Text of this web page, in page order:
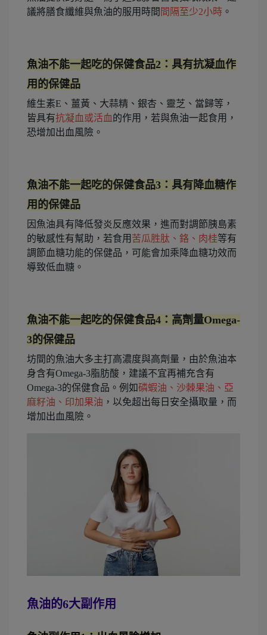
議將膳食纖維與魚油的服用時間 間隔至少2小時 。
魚油不能一起吃的保健食品2：具有抗凝血作
用的保健品
維生素E、薑黃、大蒜精、銀杏、靈芝、當歸等，
皆具有抗凝血或活血的作用，若與魚油一起食用，
恐增加出血風險。
魚油不能一起吃的保健食品3：具有降血糖作
用的保健品
因魚油具有降低發炎反應效果，進而對調節胰島素
的敏感性有幫助，若食用 苦瓜胜肽、鉻、肉桂等有
調節血糖功能的保健品，可能會加乘降血糖功效而
導致低血糖。
魚油不能一起吃的保健食品4：高劑量Omega-
3的保健品
坊間的魚油大多主打高濃度與高劑量，由於魚油本
身含有Omega-3脂肪酸，建議不宜再補充含有
Omega-3的保健食品。例如磷蝦油、沙棘果油、亞
麻籽油、印加果油 ，以免超出每日安全攝取量，而
增加出血風險。
魚油的6大副作用